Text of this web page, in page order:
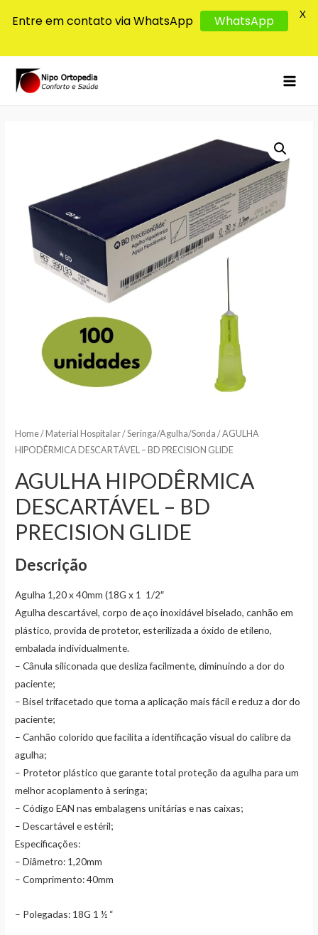
Home/ Material Hospitalar/Seringa/Agulha/Sonda / AGULHA
HIPODÊRMICA DESCARTÁVEL – BD PRECISION GLIDE
AGULHA HIPODÊRMICA
DESCARTÁVEL – BD
PRECISION GLIDE
Descrição
Agulha 1,20 x 40mm (18G x 1 1/2″
Agulha descartável, corpo de aço inoxidável biselado, canhão em
plástico, provida de protetor, esterilizada a óxido de etileno,
embalada individualmente.
– Cânula siliconada que desliza facilmente, diminuindo a dor do
paciente;
– Bisel trifacetado que torna a aplicação mais fácil e reduz a dor do
paciente;
– Canhão colorido que facilita a identificação visual do calibre da
agulha;
– Protetor plástico que garante total proteção da agulha para um
melhor acoplamento à seringa;
– Código EAN nas embalagens unitárias e nas caixas;
– Descartável e estéril;
Especificações:
– Diâmetro: 1,20mm
– Comprimento: 40mm
– Polegadas: 18G 1 ½ “
Entre em contato via WhatsApp WhatsApp X